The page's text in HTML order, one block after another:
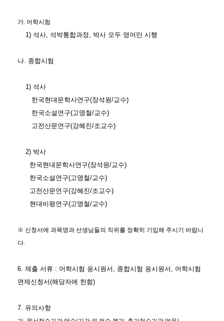
가. 어학시험
1) 석사, 석박통합과정, 박사 모두 영어만 시행
나. 종합시험
1) 석사
한국현대문학사연구(장석원/교수)
한국소설연구(고명철/교수)
고전산문연구(강혜진/조교수)
2) 박사
한국현대문학사연구(장석원/교수)
한국소설연구(고명철/교수)
고전산문연구(강혜진/조교수)
현대비평연구(고명철/교수)
※ 신청서에 과목명과 선생님들의 직위를 정확히 기입해 주시기 바랍니
다.
6. 제출 서류 : 어학시험 응시원서, 종합시험 응시원서, 어학시험
면제신청서(해당자에 한함)
7. 유의사항